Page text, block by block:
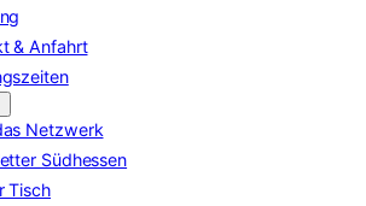
& Anfahrt
Netzwerk
Südhessen
Tisch